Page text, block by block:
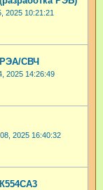
2025 10:21:21
СВЧ
2025 14:26:49
2025 16:40:32